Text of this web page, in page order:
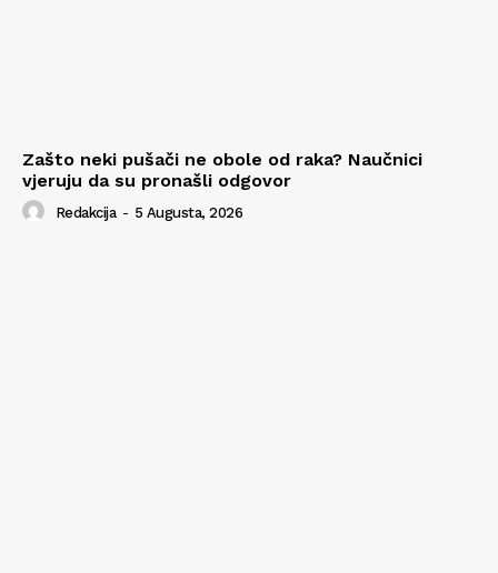
Zašto neki pušači ne obole od raka? Naučnici
vjeruju da su pronašli odgovor
Redakcija - 5 Augusta, 2026